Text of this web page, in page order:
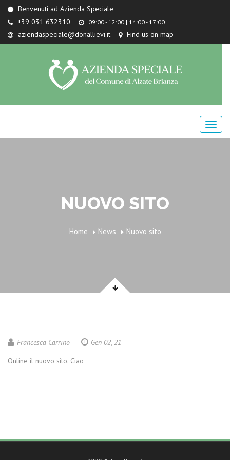
Benvenuti ad Azienda Speciale
+39 031 632310
09:00 - 12:00 | 14:00 - 17:00
aziendaspeciale@donallievi.it Find us on map
NUOVO SITO
Home News Nuovo sito
Francesca Carrino
Gen 02, 21
Online il nuovo sito. Ciao